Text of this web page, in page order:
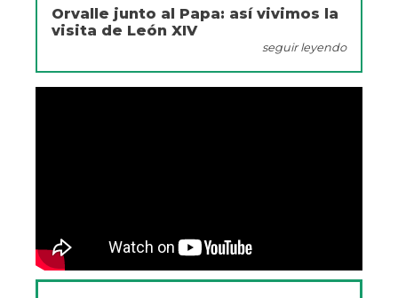
Orvalle junto al Papa: así vivimos la
visita de León XIV
seguir leyendo